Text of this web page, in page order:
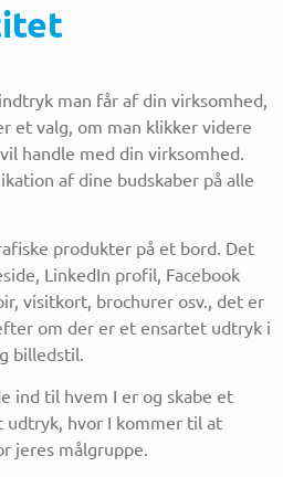
man får af din virksomhed,
et valg, om man klikker videre
handle med din virksomhed.
af dine budskaber på alle
produkter på et bord. Det
LinkedIn profil, Facebook
visitkort, brochurer osv., det er
om der er et ensartet udtryk i
billedstil.
ind til hvem I er og skabe et
udtryk, hvor I kommer til at
jeres målgruppe.